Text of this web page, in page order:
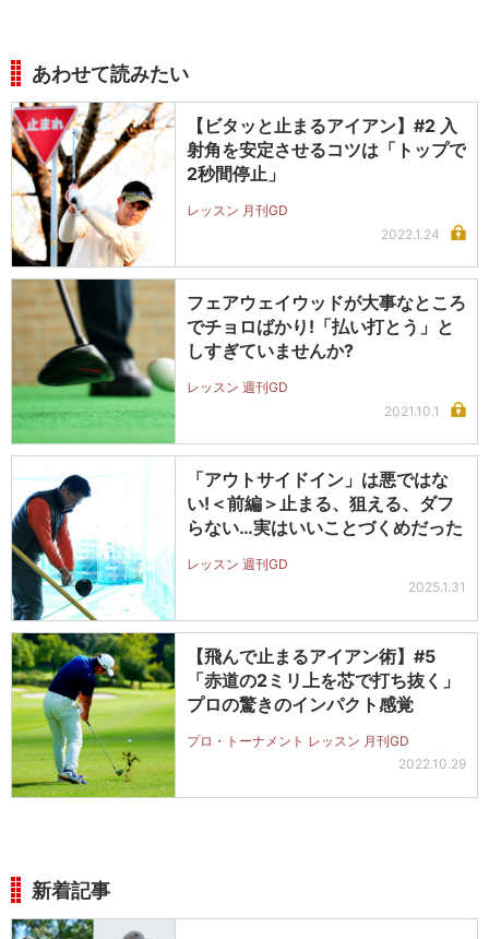
あわせて読みたい
【ビタッと止まるアイアン】#2 入
射角を安定させるコツは「トップで
2秒間停止」
レッスン 月刊GD
2022.1.24
フェアウェイウッドが大事なところ
でチョロばかり!「払い打とう」と
しすぎていませんか?
レッスン 週刊GD
2021.10.1
「アウトサイドイン」は悪ではな
い!＜前編＞止まる、狙える、ダフ
らない…実はいいことづくめだった
レッスン 週刊GD
2025.1.31
【飛んで止まるアイアン術】#5
「赤道の2ミリ上を芯で打ち抜く」
プロの驚きのインパクト感覚
プロ・トーナメント レッスン 月刊GD
2022.10.29
新着記事